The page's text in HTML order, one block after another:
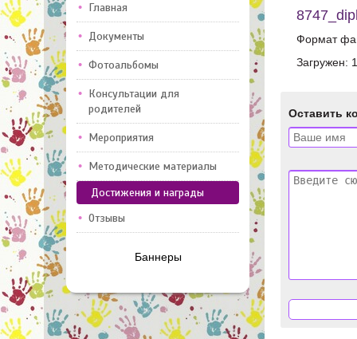
Главная
Документы
Фотоальбомы
Консультации для
родителей
Мероприятия
Методические материалы
Достижения и награды
Отзывы
Баннеры
Формат
Загружен:
Оставить